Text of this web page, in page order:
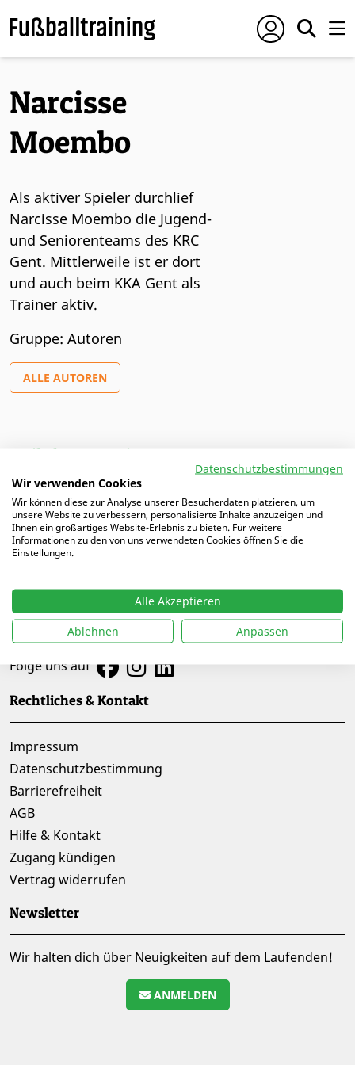
Narcisse
Moembo
Als aktiver Spieler durchlief
Narcisse Moembo die Jugend-
und Seniorenteams des KRC
Gent. Mittlerweile ist er dort
und auch beim KKA Gent als
Trainer aktiv.
Gruppe: Autoren
ALLE AUTOREN
Artikel von Narcisse
13.03.2025 | Diamanten formen wie der KRC Gent
Folge uns auf
Rechtliches & Kontakt
Impressum
Datenschutzbestimmung
Barrierefreiheit
AGB
Hilfe & Kontakt
Zugang kündigen
Vertrag widerrufen
Newsletter
Wir halten dich über Neuigkeiten auf dem Laufenden!
ANMELDEN
Datenschutzbestimmungen
Wir verwenden Cookies
Wir können diese zur Analyse unserer Besucherdaten platzieren, um
unsere Website zu verbessern, personalisierte Inhalte anzuzeigen und
Ihnen ein großartiges Website-Erlebnis zu bieten. Für weitere
Informationen zu den von uns verwendeten Cookies öffnen Sie die
Einstellungen.
Alle Akzeptieren
Ablehnen
Anpassen